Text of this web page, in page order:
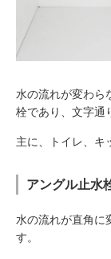
水の流れが変わら
栓であり、文字通
主に、トイレ、キ
アングル止水
水の流れが直角に
す。